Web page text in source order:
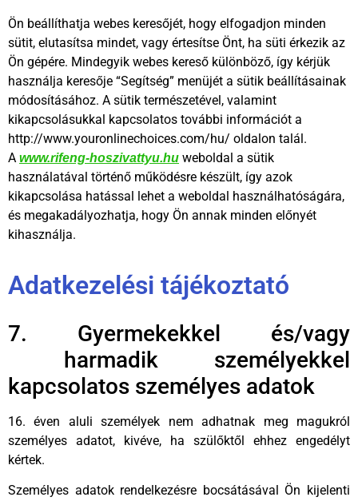
Ön beállíthatja webes keresőjét, hogy elfogadjon minden
sütit, elutasítsa mindet, vagy értesítse Önt, ha süti érkezik az
Ön gépére. Mindegyik webes kereső különböző, így kérjük
használja keresője “Segítség” menüjét a sütik beállításainak
módosításához. A sütik természetével, valamint
kikapcsolásukkal kapcsolatos további információt a
http://www.youronlinechoices.com/hu/ oldalon talál.
A www.rifeng-hoszivattyu.hu weboldal a sütik
használatával történő működésre készült, így azok
kikapcsolása hatással lehet a weboldal használhatóságára,
és megakadályozhatja, hogy Ön annak minden előnyét
kihasználja.
Adatkezelési tájékoztató
7. Gyermekekkel és/vagy
harmadik személyekkel
kapcsolatos személyes adatok
16. éven aluli személyek nem adhatnak meg magukról
személyes adatot, kivéve, ha szülőktől ehhez engedélyt
kértek.
Személyes adatok rendelkezésre bocsátásával Ön kijelenti